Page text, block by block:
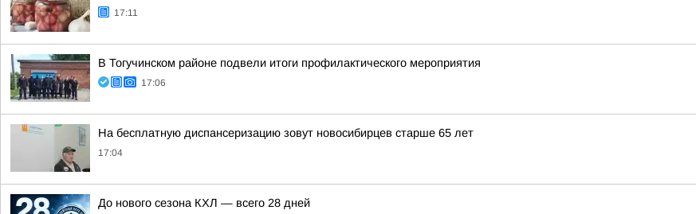
17:11
В Тогучинском районе подвели итоги профилактического мероприятия
17:06
На бесплатную диспансеризацию зовут новосибирцев старше 65 лет
17:04
До нового сезона КХЛ — всего 28 дней